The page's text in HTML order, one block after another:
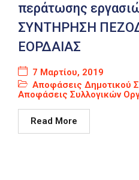
περάτωσης
ΣΥΝΤΗΡΗΣΗ
ΕΟΡΔΑΙΑΣ
7 Μαρτίου, 2019
Αποφάσεις Δημοτικού
Αποφάσεις Συλλογικών
Read More